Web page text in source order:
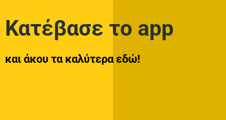
Κατέβασε το app
και άκου τα καλύτερα εδώ!